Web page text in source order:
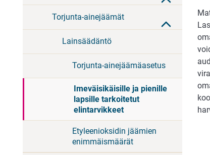
Torjunta-ainejäämät
Lainsäädäntö
Torjunta-ainejäämäasetus
Imeväisikäisille ja pienille
lapsille tarkoitetut
elintarvikkeet
Etyleenioksidin jäämien
enimmäismäärät